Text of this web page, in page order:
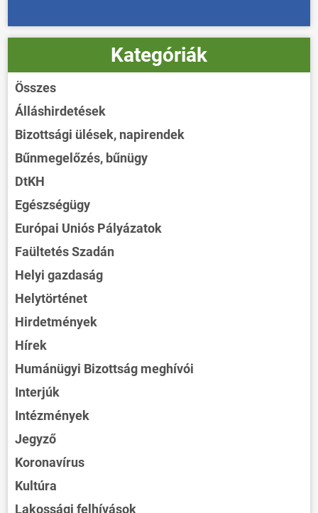
Kategóriák
Összes
Álláshirdetések
Bizottsági ülések, napirendek
Bűnmegelőzés, bűnügy
DtKH
Egészségügy
Európai Uniós Pályázatok
Faültetés Szadán
Helyi gazdaság
Helytörténet
Hirdetmények
Hírek
Humánügyi Bizottság meghívói
Interjúk
Intézmények
Jegyző
Koronavírus
Kultúra
Lakossági felhívások